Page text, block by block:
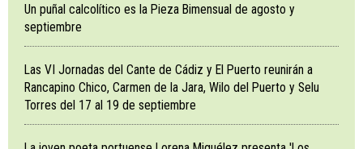
Un puñal calcolítico es la Pieza Bimensual de agosto y
septiembre
Las VI Jornadas del Cante de Cádiz y El Puerto reunirán a
Rancapino Chico, Carmen de la Jara, Wilo del Puerto y Selu
Torres del 17 al 19 de septiembre